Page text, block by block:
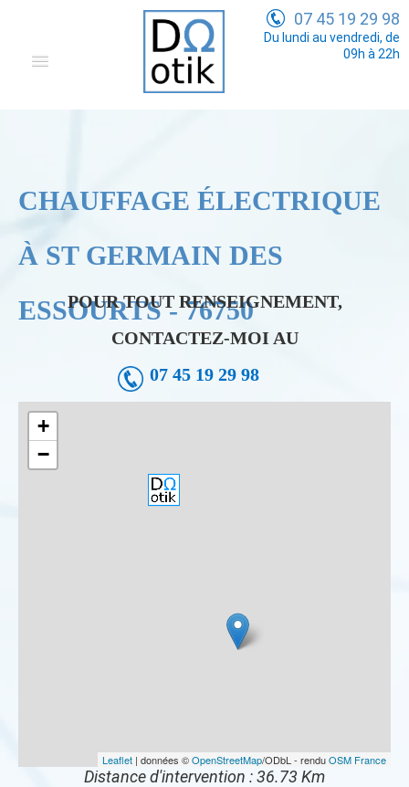
07 45 19 29 98
Du lundi au vendredi, de
09h à 22h
CHAUFFAGE ÉLECTRIQUE
À ST GERMAIN DES
ESSOURTS - 76750
POUR TOUT RENSEIGNEMENT,
CONTACTEZ-MOI AU
07 45 19 29 98
+
−
Leaflet | données ©OpenStreetMap/ODbL - renduOSM France
Distance d'intervention : 36.73 Km